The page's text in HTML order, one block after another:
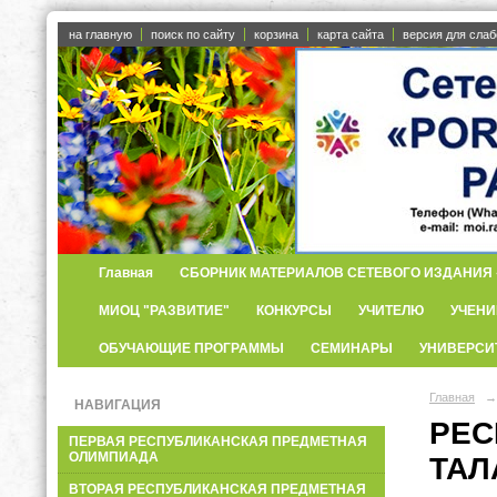
на главную поиск по сайту корзина карта сайта версия для
Главная СБОРНИК МАТЕРИАЛОВ СЕТЕВОГО ИЗДАНИЯ
МИОЦ "РАЗВИТИЕ" КОНКУРСЫ УЧИТЕЛЮ
ОБУЧАЮЩИЕ ПРОГРАММЫ СЕМИНАРЫ
НАВИГАЦИЯ
ПЕРВАЯ РЕСПУБЛИКАНСКАЯ ПРЕДМЕТНАЯ
ОЛИМПИАДА
ВТОРАЯ РЕСПУБЛИКАНСКАЯ ПРЕДМЕТНАЯ
Главная →